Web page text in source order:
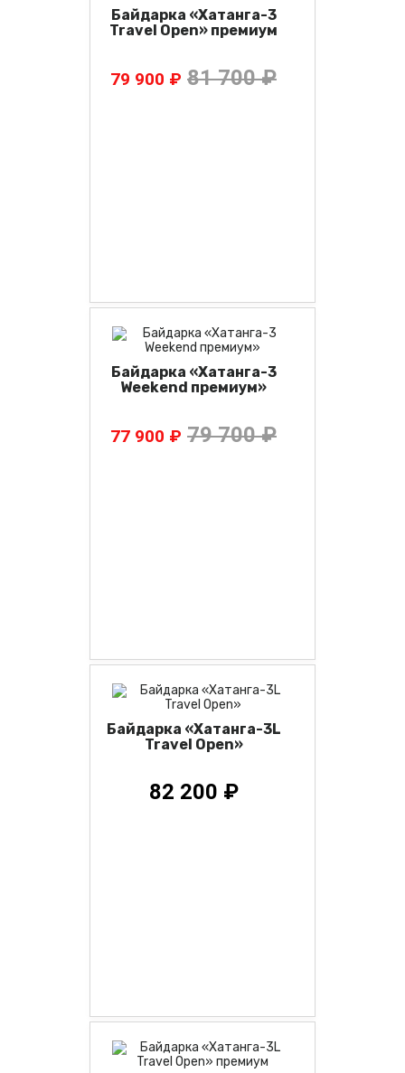
Байдарка «Хатанга-3
Travel Open» премиум
79 900 ₽ 81 700 ₽
Байдарка «Хатанга-3
Weekend премиум»
77 900 ₽ 79 700 ₽
Байдарка «Хатанга-3L
Travel Open»
82 200 ₽